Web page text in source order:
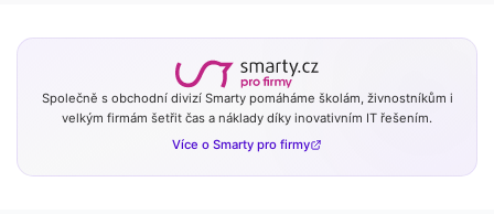
Společně s obchodní divizí Smarty pomáháme školám, živnostníkům i
velkým firmám šetřit čas a náklady díky inovativním IT řešením.
Více o Smarty pro firmy